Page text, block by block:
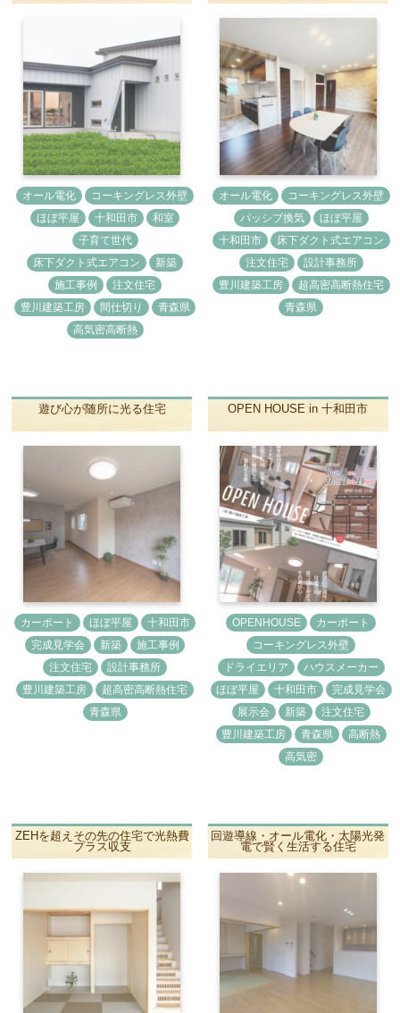
オール電化 コーキングレス外壁
ほぼ平屋 十和田市 和室
子育て世代
床下ダクト式エアコン 新築
施工事例 注文住宅
豊川建築工房 間仕切り 青森県
高気密高断熱
オール電化 コーキングレス外壁
パッシブ換気 ほぼ平屋
十和田市 床下ダクト式エアコン
注文住宅 設計事務所
豊川建築工房 超高密高断熱住宅
青森県
遊び心が随所に光る住宅
カーポート ほぼ平屋 十和田市
完成見学会 新築 施工事例
注文住宅 設計事務所
豊川建築工房 超高密高断熱住宅
青森県
OPEN HOUSE in 十和田市
OPENHOUSE カーポート
コーキングレス外壁
ドライエリア ハウスメーカー
ほぼ平屋 十和田市 完成見学会
展示会 新築 注文住宅
豊川建築工房 青森県 高断熱
高気密
ZEHを超えその先の住宅で光熱費
プラス収支
回遊導線・オール電化・太陽光発
電で賢く生活する住宅